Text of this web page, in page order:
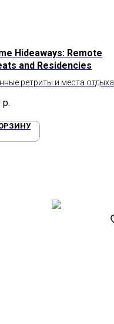
Hideaways: Remote
and Residencies
ретриты и места отдыха
р.